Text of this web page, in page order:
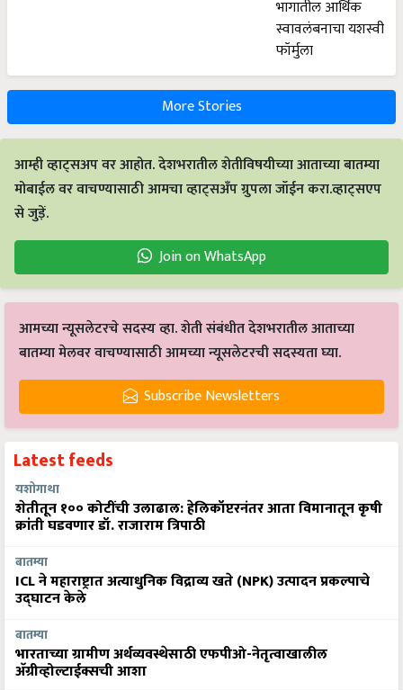
More Stories
आम्ही व्हाट्सअप वर आहोत. देशभरातील शेतीविषयीच्या आताच्या बातम्या
मोबाईल वर वाचण्यासाठी आमचा व्हाट्सअँप ग्रुपला जॉईन करा.व्हाट्सएप
से जुड़ें.
Join on WhatsApp
आमच्या न्यूसलेटरचे सदस्य व्हा. शेती संबंधीत देशभरातील आताच्या
बातम्या मेलवर वाचण्यासाठी आमच्या न्यूसलेटरची सदस्यता घ्या.
Subscribe Newsletters
Latest feeds
यशोगाथा
शेतीतून १०० कोटींची उलाढाल: हेलिकॉप्टरनंतर आता विमानातून कृषी
क्रांती घडवणार डॉ. राजाराम त्रिपाठी
बातम्या
ICL ने महाराष्ट्रात अत्याधुनिक विद्राव्य खते (NPK) उत्पादन प्रकल्पाचे
उद्घाटन केले
बातम्या
भारताच्या ग्रामीण अर्थव्यवस्थेसाठी एफपीओ-नेतृत्वाखालील
अ‍ॅग्रीव्होल्टाईक्सची आशा